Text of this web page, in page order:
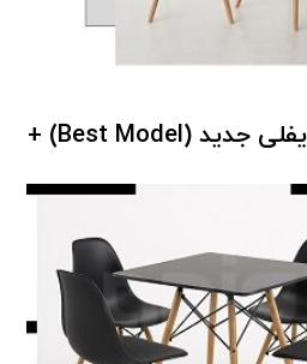
معرفی صندلی پایه ایفلی جدید (Best Model) +